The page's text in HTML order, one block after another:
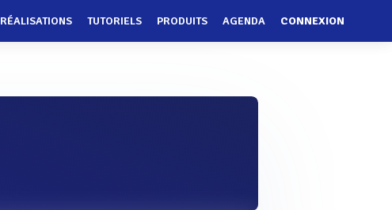
RÉALISATIONS TUTORIELS PRODUITS AGENDA CONNEXION